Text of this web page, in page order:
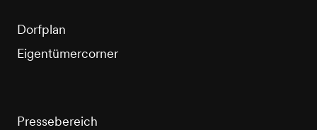
Dorfplan
Eigentümercorner
Pressebereich